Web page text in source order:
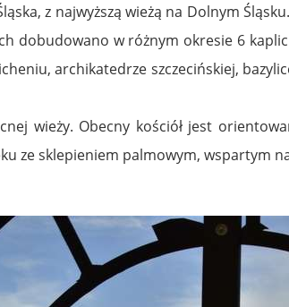
z najwyższą wieżą na Dolnym
dobudowano w różnym okresie 6
archikatedrze szczecińskiej,
wieży. Obecny kościół jest
ze sklepieniem palmowym, wspartym